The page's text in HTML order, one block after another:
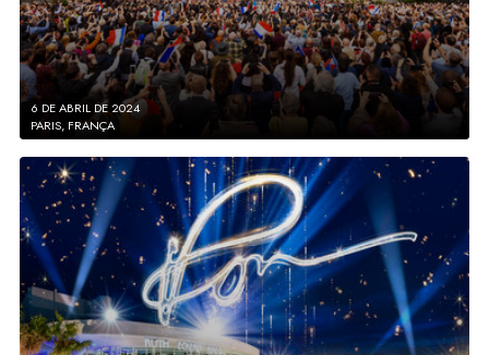
6 DE ABRIL DE 2024
PARIS, FRANÇA